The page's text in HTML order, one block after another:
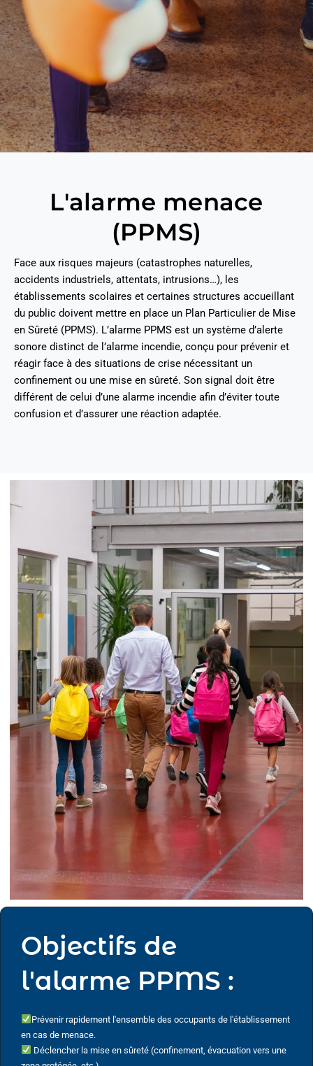
L'alarme menace
(PPMS)
Face aux risques majeurs (catastrophes naturelles,
accidents industriels, attentats, intrusions…), les
établissements scolaires et certaines structures accueillant
du public doivent mettre en place un Plan Particulier de Mise
en Sûreté (PPMS). L’alarme PPMS est un système d’alerte
sonore distinct de l’alarme incendie, conçu pour prévenir et
réagir face à des situations de crise nécessitant un
confinement ou une mise en sûreté. Son signal doit être
différent de celui d’une alarme incendie afin d’éviter toute
confusion et d’assurer une réaction adaptée.
Objectifs de
l'alarme PPMS :
Prévenir rapidement l'ensemble des occupants de l'établissement
en cas de menace.
Déclencher la mise en sûreté (confinement, évacuation vers une